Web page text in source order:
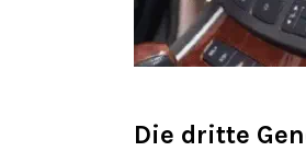
Die dritte